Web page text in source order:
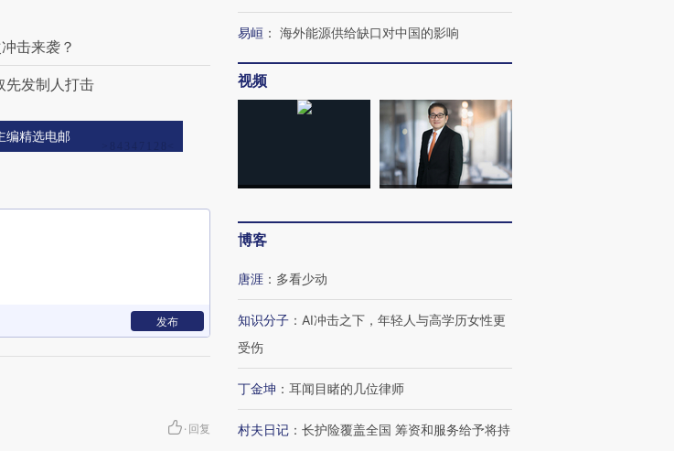
击来袭？
先发制人打击
编精选电邮
发布
· 回复
易峘 ： 海外能源供给缺口对中国的影响
视频
博客
唐涯 ： 多看少动
知识分子 ： AI冲击之下，年轻人与高学历女性更
受伤
丁金坤 ： 耳闻目睹的几位律师
村夫日记 ： 长护险覆盖全国 筹资和服务给予将持